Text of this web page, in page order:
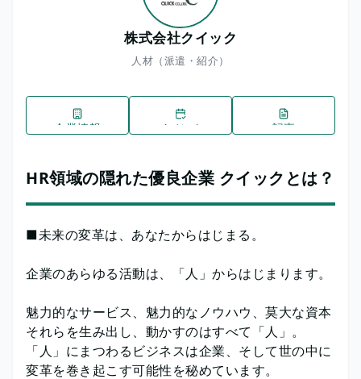
株式会社クイック
人材（派遣・紹介）
企業情報 イベント 記事
HR領域の隠れた優良企業 クイックとは？
■未来の変革は、あなたからはじまる。
企業のあらゆる活動は、「人」からはじまります。
魅力的なサービス、魅力的なノウハウ、莫大な資本
それらを生み出し、動かすのはすべて「人」。
「人」にまつわるビジネスは企業、そして世の中に
変革を巻き起こす可能性を秘めています。